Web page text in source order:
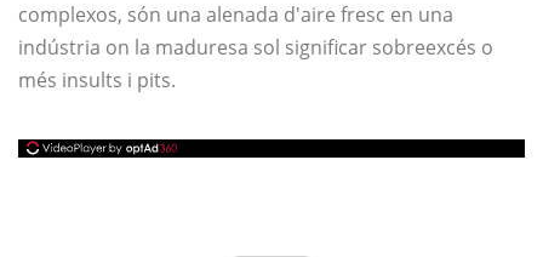
complexos, són una alenada d'aire fresc en una
indústria on la maduresa sol significar sobreexcés o
més insults i pits.